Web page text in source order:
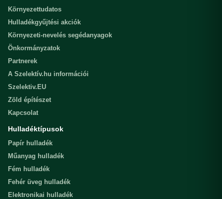
Környezettudatos
Hulladékgyűjtési akciók
Környezeti-nevelés segédanyagok
Önkormányzatok
Partnerek
A Szelektív.hu információi
Szelektiv.EU
Zöld építészet
Kapcsolat
Hulladéktípusok
Papír hulladék
Műanyag hulladék
Fém hulladék
Fehér üveg hulladék
Elektronikai hulladék